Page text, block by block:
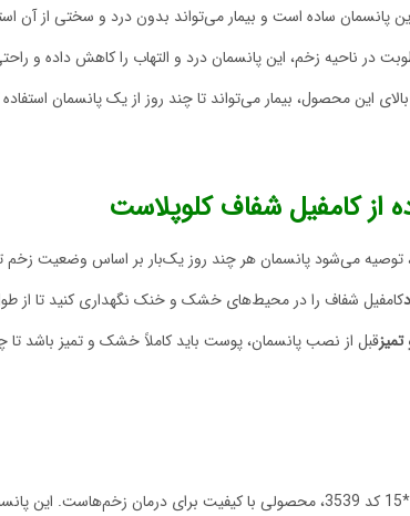
پانسمان ساده است و بیمار می‌تواند بدون درد و سختی از آن
در ناحیه زخم، این پانسمان درد و التهاب را کاهش داده و
این محصول، بیمار می‌تواند تا چند روز از یک پانسمان
از کامفیل شفاف کلوپلاست
توصیه می‌شود پانسمان هر چند روز یک‌بار بر اساس وضعیت
کامفیل شفاف را در محیط‌های خشک و خنک نگهداری کنید تا از
قبل از نصب پانسمان، پوست باید کاملاً خشک و تمیز باشد
کامفیل شفاف کلوپلاست سایز 15*15 کد 3539، محصولی با کیفیت